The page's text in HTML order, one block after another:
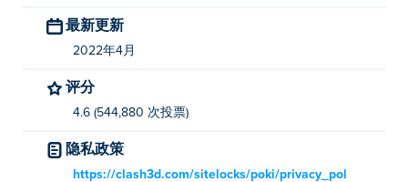
最新更新
2022年4月
评分
4.6 (544,880 次投票)
隐私政策
https://clash3d.com/sitelocks/poki/privacy_pol